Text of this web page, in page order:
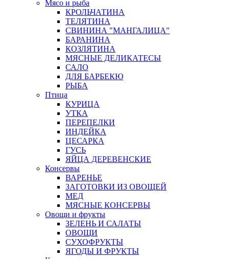
Мясо и рыба
КРОЛЬЧАТИНА
ТЕЛЯТИНА
СВИНИНА "МАНГАЛИЦА"
БАРАНИНА
КОЗЛЯТИНА
МЯСНЫЕ ДЕЛИКАТЕСЫ
САЛО
ДЛЯ БАРБЕКЮ
РЫБА
Птица
КУРИЦА
УТКА
ПЕРЕПЕЛКИ
ИНДЕЙКА
ЦЕСАРКА
ГУСЬ
ЯЙЦА ДЕРЕВЕНСКИЕ
Консервы
ВАРЕНЬЕ
ЗАГОТОВКИ ИЗ ОВОЩЕЙ
МЕД
МЯСНЫЕ КОНСЕРВЫ
Овощи и фрукты
ЗЕЛЕНЬ И САЛАТЫ
ОВОЩИ
СУХОФРУКТЫ
ЯГОДЫ И ФРУКТЫ